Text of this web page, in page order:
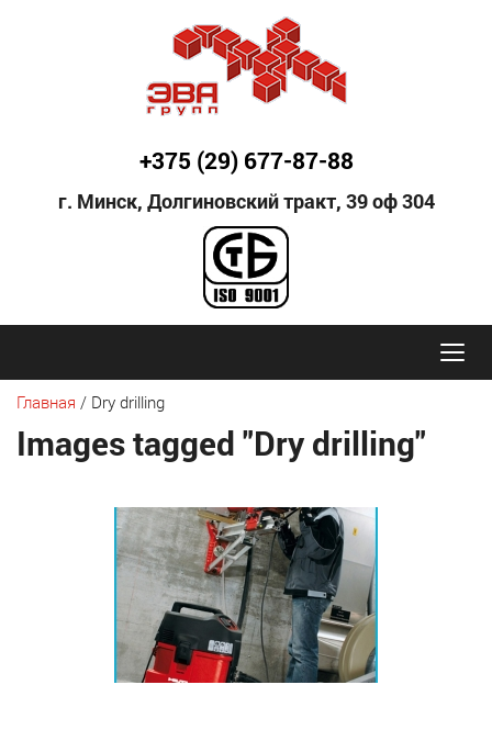
+375 (29) 677-87-88
г. Минск, Долгиновский тракт, 39 оф 304
Главная / Dry drilling
Images tagged "Dry drilling"